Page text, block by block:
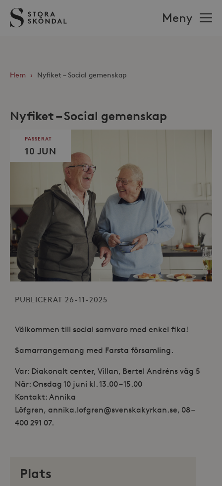
Stora
Sköndal
Meny
Hem › Nyfiket – Social gemenskap
Nyfiket – Social gemenskap
PASSERAT
10 JUN
PUBLICERAT 26-11-2025
Välkommen till social samvaro med enkel fika!
Samarrangemang med Farsta församling.
Var: Diakonalt center, Villan, Bertel Andréns väg 5
När: Onsdag 10 juni kl. 13.00 – 15.00
Kontakt: Annika
Löfgren, annika.lofgren@svenskakyrkan.se, 08 –
400 291 07.
Plats